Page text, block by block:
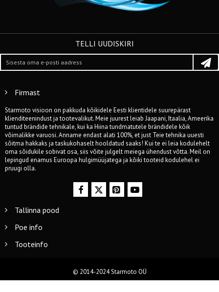
TELLI UUDISKIRI
Firmast
Starmoto visioon on pakkuda kõikidele Eesti klientidele suurepärast
klienditeenindust ja tootevalikut. Meie juurest leiab Jaapani, Itaalia, Ameerika
tuntud brändide tehnikale, kui ka Hiina tundmatutele brändidele kõik
võimalikke varuosi. Anname endast alati 100%, et just Teie tehnika uuesti
sõitma hakkaks ja taskukohaselt hooldatud saaks! Kui te ei leia kodulehelt
oma sõidukile sobivat osa, siis võite julgelt meiega ühendust võtta. Meil on
lepingud enamus Euroopa hulgimüüjatega ja kõiki tooteid kodulehel ei
pruugi olla.
Tallinna pood
Poe info
Tooteinfo
© 2014-2024 Starmoto OÜ